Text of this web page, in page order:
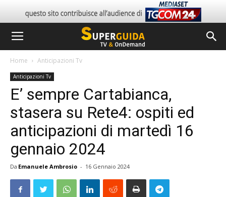
Home Anticipazioni Tv
Anticipazioni Tv
E’ sempre Cartabianca,
stasera su Rete4: ospiti ed
anticipazioni di martedì 16
gennaio 2024
Da Emanuele Ambrosio - 16 Gennaio 2024